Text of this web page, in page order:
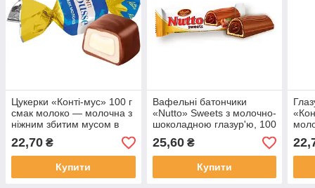
Цукерки «Конті-мус» 100 г
смак молоко — молочна з
ніжним збитим мусом в
глазурі
22,70 ₴
Купити
Вафельні батончики
«Nutto» Sweets з молочно-
шоколадною глазур'ю, 100
г
25,60₴
Купити